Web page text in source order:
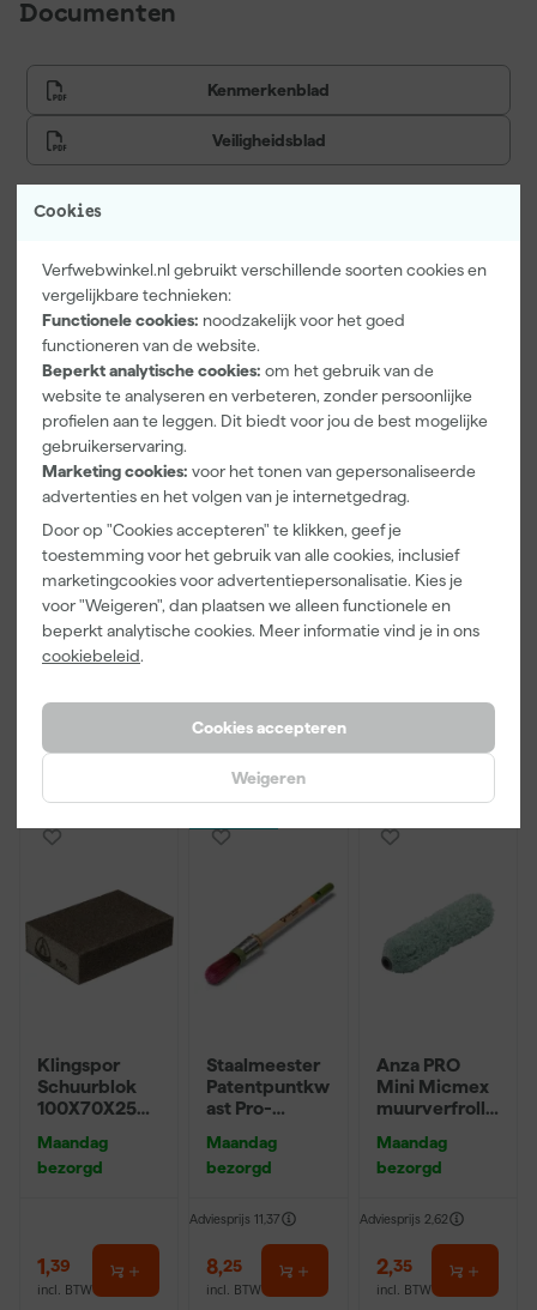
Cookies
Verfwebwinkel.nl gebruikt verschillende soorten cookies en
vergelijkbare technieken:
Functionele cookies: noodzakelijk voor het goed
functioneren van de website.
Beperkt analytische cookies: om het gebruik van de
website te analyseren en verbeteren, zonder persoonlijke
profielen aan te leggen. Dit biedt voor jou de best mogelijke
gebruikerservaring.
Marketing cookies: voor het tonen van gepersonaliseerde
advertenties en het volgen van je internetgedrag.
Door op "Cookies accepteren" te klikken, geef je
toestemming voor het gebruik van alle cookies, inclusief
marketingcookies voor advertentiepersonalisatie. Kies je
voor "Weigeren", dan plaatsen we alleen functionele en
beperkt analytische cookies. Meer informatie vind je in ons
cookiebeleid.
Cookies accepteren
Weigeren
Documenten
Kenmerkenblad
Veiligheidsblad
Little Greene
Absolute Matt
- op kleur
gemengd -
250ml Sample
Dinsdag
bezorgd
13
Kip Tape
3307-24
Smooth-Tec
Afplaktape
Buitengebruik
Maandag
bezorgd
Go!Paint Roll
And Go
Verfbak -
12cm Roller -
0,5L + 5
Maandag
bezorgd
Klingspor
Schuurblok
100X70X25m
P220
Maandag
bezorgd
1,39
incl. BTW
Staalmeester
Patentpuntkw
ast Pro-
10 (2cm)
Maandag
bezorgd
Adviesprijs 11,37
8,25
incl. BTW
Anza PRO
Mini Micmex
muurverfrolle
Maandag
bezorgd
Adviesprijs 2,62
2,35
incl. BTW